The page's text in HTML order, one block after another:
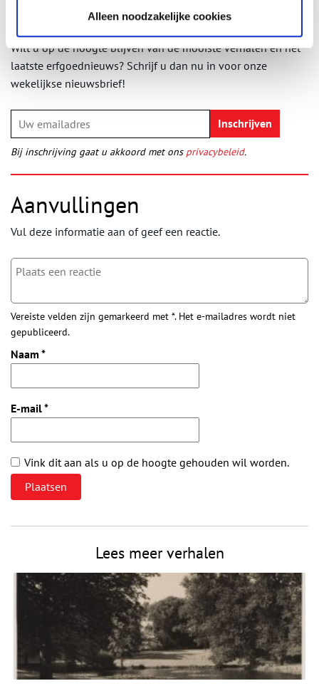
Alleen noodzakelijke cookies
Ontvang de nieuwsbrief
Wilt u op de hoogte blijven van de mooiste verhalen en het
laatste erfgoednieuws? Schrijf u dan nu in voor onze
wekelijkse nieuwsbrief!
Bij inschrijving gaat u akkoord met ons privacybeleid.
Aanvullingen
Vul deze informatie aan of geef een reactie.
Vereiste velden zijn gemarkeerd met *. Het e-mailadres wordt niet
gepubliceerd.
Naam *
E-mail*
Vink dit aan als u op de hoogte gehouden wil worden.
Lees meer verhalen